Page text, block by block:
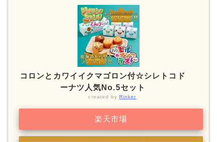
コロンとカワイイクマゴロン付☆シレトコド
ーナツ人気No.5セット
created byRinker
楽天市場